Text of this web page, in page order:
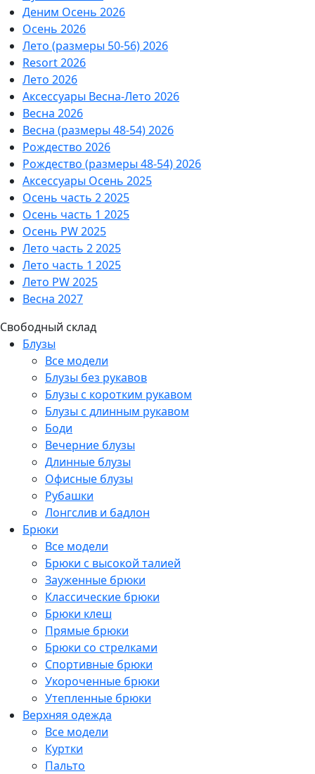
Деним Осень 2026
Осень 2026
Лето (размеры 50-56) 2026
Resort 2026
Лето 2026
Аксессуары Весна-Лето 2026
Весна 2026
Весна (размеры 48-54) 2026
Рождество 2026
Рождество (размеры 48-54) 2026
Аксессуары Осень 2025
Осень часть 2 2025
Осень часть 1 2025
Осень PW 2025
Лето часть 2 2025
Лето часть 1 2025
Лето PW 2025
Весна 2027
Свободный склад
Блузы
Все модели
Блузы без рукавов
Блузы с коротким рукавом
Блузы с длинным рукавом
Боди
Вечерние блузы
Длинные блузы
Офисные блузы
Рубашки
Лонгслив и бадлон
Брюки
Все модели
Брюки с высокой талией
Зауженные брюки
Классические брюки
Брюки клеш
Прямые брюки
Брюки со стрелками
Спортивные брюки
Укороченные брюки
Утепленные брюки
Верхняя одежда
Все модели
Куртки
Пальто